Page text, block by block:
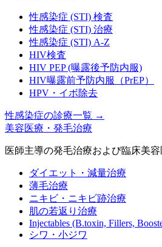
性感染症 (STI) 検査
性感染症 (STI) 治療
性感染症 (STI) A-Z
HIV検査
HIV PEP (曝露後予防内服)
HIV曝露前予防内服（PrEP）
HPV・イボ除去
性感染症の診療一覧 →
美容医療・発毛治療
医師主導の発毛治療および臨床美容
ダイエット・減量治療
薄毛治療
ニキビ・ニキビ跡治療
肌の若返り治療
Injectables (B.toxin, Fillers,
シワ・小ジワ